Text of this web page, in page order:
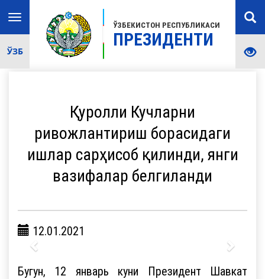
ЎЗБЕКИСТОН РЕСПУБЛИКАСИ
ПРЕЗИДЕНТИ
Toggle
navigation
ЎЗБ
Қуролли Кучларни
ривожлантириш борасидаги
ишлар сарҳисоб қилинди, янги
вазифалар белгиланди
12.01.2021
Бугун, 12 январь куни Президент Шавкат